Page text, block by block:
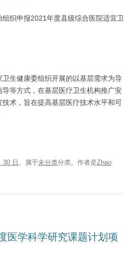
织申报2021年度县级综合医院适宜卫
生健康委组织开展的以基层需求为导
等方式，在基层医疗卫生机构推广安
术，旨在提高基层医疗技术水平和可
30 日 。属于未分类分类。 作者是Zhao
医学科学研究课题计划项